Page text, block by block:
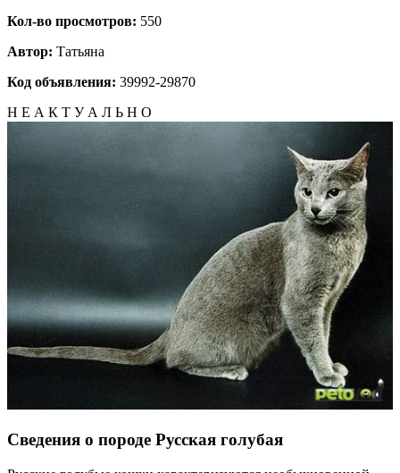
Кол-во просмотров: 550
Автор: Татьяна
Код объявления: 39992-29870
Н Е А К Т У А Л Ь Н О
Сведения о породе Русская голубая